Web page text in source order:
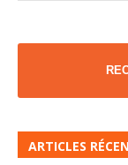
ARTICLES